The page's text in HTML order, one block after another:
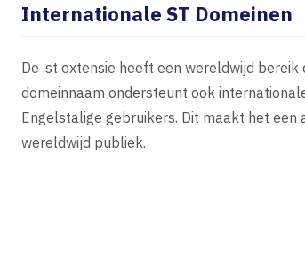
Internationale ST Domeinen
De .st extensie heeft een wereldwijd
domeinnaam ondersteunt ook
Engelstalige gebruikers. Dit maakt het
wereldwijd publiek.